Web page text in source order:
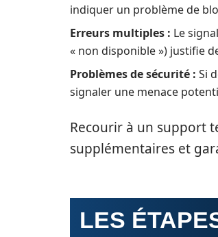
indiquer un problème de
Erreurs multiples : Le
« non disponible ») justifie
Problèmes de sécurité : Si
signaler une menace
Recourir à un support
supplémentaires et
LES